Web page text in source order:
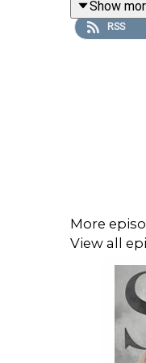
https://
I
IG:
Show
RSS
More
View all